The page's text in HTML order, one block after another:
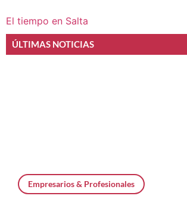
El tiempo en Salta
ÚLTIMAS NOTICIAS
Empresarios & Profesionales